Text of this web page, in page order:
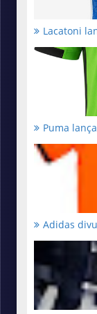
Lacatoni
Puma
Adidas